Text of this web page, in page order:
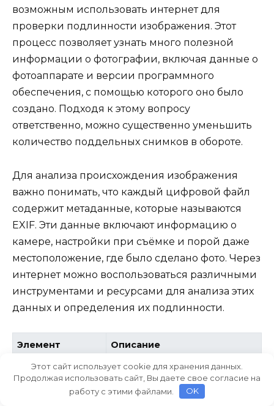
возможным использовать интернет для
проверки подлинности изображения. Этот
процесс позволяет узнать много полезной
информации о фотографии, включая данные о
фотоаппарате и версии программного
обеспечения, с помощью которого оно было
создано. Подходя к этому вопросу
ответственно, можно существенно уменьшить
количество поддельных снимков в обороте.
Для анализа происхождения изображения
важно понимать, что каждый цифровой файл
содержит метаданные, которые называются
EXIF. Эти данные включают информацию о
камере, настройки при съёмке и порой даже
местоположение, где было сделано фото. Через
интернет можно воспользоваться различными
инструментами и ресурсами для анализа этих
данных и определения их подлинности.
Элемент Описание
Указывает марку и модель
камеры, с которой было
сделано изображение.
Этот сайт использует cookie для хранения данных.
Продолжая использовать сайт, Вы даете свое согласие на
работу с этими файлами.
OK